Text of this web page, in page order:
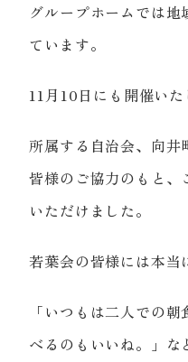
グループホームでは地
ています。
11月10日にも開催いた
所属する自治会、向井
皆様のご協力のもと、
いただけました。
若葉会の皆様には本当
「いつもは二人での
べるのもいいね。」な